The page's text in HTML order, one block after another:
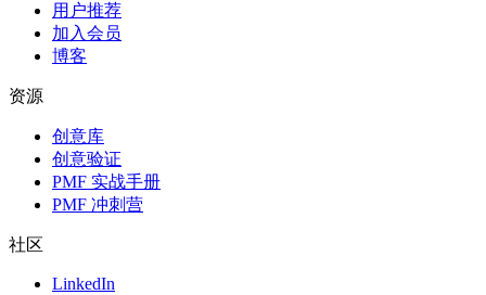
用户推荐
加入会员
博客
资源
创意库
创意验证
PMF 实战手册
PMF 冲刺营
社区
LinkedIn